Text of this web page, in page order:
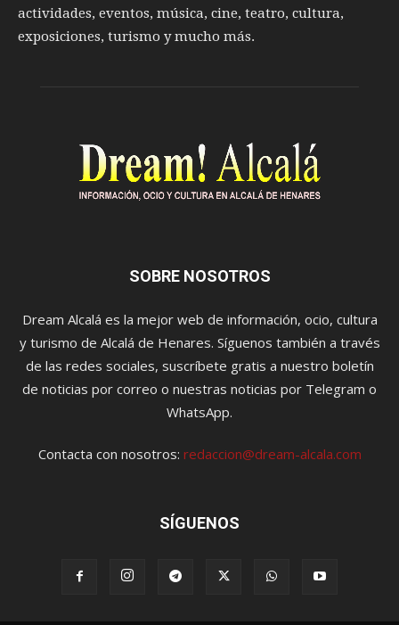
actividades, eventos, música, cine, teatro, cultura,
exposiciones, turismo y mucho más.
SOBRE NOSOTROS
Dream Alcalá es la mejor web de información, ocio, cultura
y turismo de Alcalá de Henares. Síguenos también a través
de las redes sociales, suscríbete gratis a nuestro boletín
de noticias por correo o nuestras noticias por Telegram o
WhatsApp.
Contacta con nosotros: redaccion@dream-alcala.com
SÍGUENOS